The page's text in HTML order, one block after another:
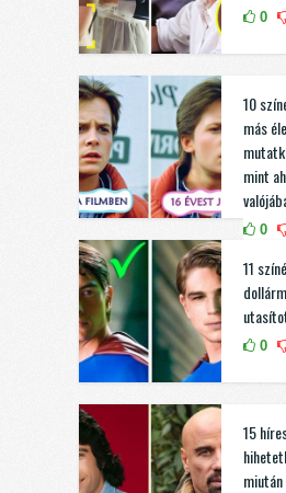
0
10
más
mint
0
11
0
15